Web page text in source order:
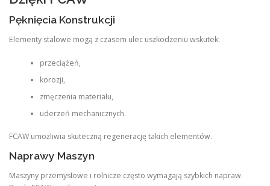
Pęknięcia Konstrukcji
Elementy stalowe mogą z czasem ulec uszkodzeniu wskutek:
przeciążeń,
korozji,
zmęczenia materiału,
uderzeń mechanicznych.
FCAW umożliwia skuteczną regenerację takich elementów.
Naprawy Maszyn
Maszyny przemysłowe i rolnicze często wymagają szybkich napraw.